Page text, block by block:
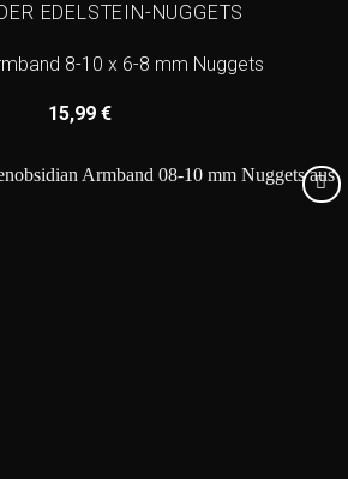
EDELSTEIN-NUGGETS
8-10 x 6-8 mm Nuggets
15,99 €